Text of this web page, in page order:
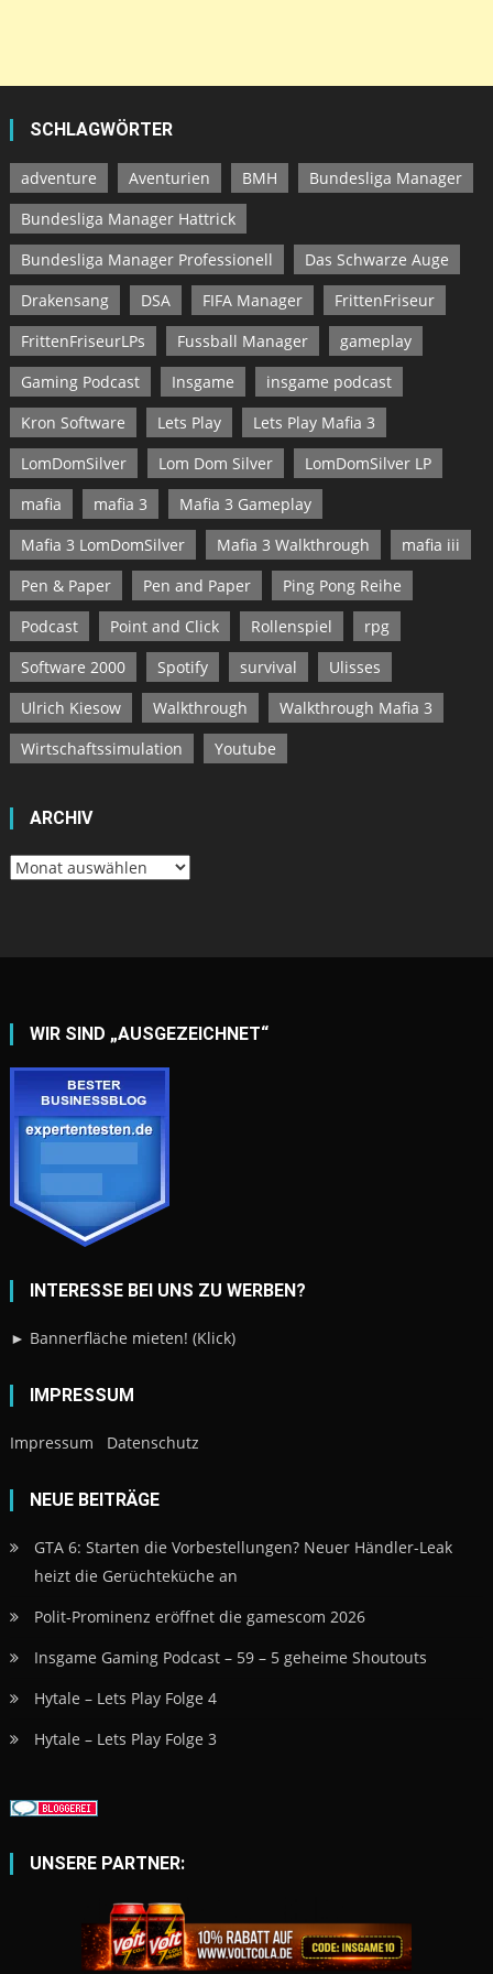
SCHLAGWÖRTER
adventure Aventurien BMH
Bundesliga Manager
Bundesliga Manager Hattrick
Bundesliga Manager Professionell
Das Schwarze Auge
Drakensang
DSA FIFA Manager
FrittenFriseur
FrittenFriseurLPs
Fussball Manager
gameplay
Gaming Podcast
Insgame
insgame podcast
Kron Software
Lets Play
Lets Play Mafia 3
LomDomSilver
Lom Dom Silver
LomDomSilver LP
mafia
mafia 3
Mafia 3 Gameplay
Mafia 3 LomDomSilver
Mafia 3 Walkthrough
mafia iii
Pen & Paper
Pen and Paper
Ping Pong Reihe
Podcast
Point and Click Rollenspiel
rpg
Software 2000
Spotify survival
Ulisses
Ulrich Kiesow
Walkthrough
Walkthrough Mafia 3
Wirtschaftssimulation
Youtube
ARCHIV
Archiv
WIR SIND „AUSGEZEICHNET“
INTERESSE BEI UNS ZU WERBEN?
► Bannerfläche mieten! (Klick)
IMPRESSUM
Impressum Datenschutz
NEUE BEITRÄGE
GTA 6: Starten die Vorbestellungen? Neuer Händler-Leak
heizt die Gerüchteküche an
Polit-Prominenz eröffnet die gamescom 2026
Insgame Gaming Podcast – 59 – 5 geheime Shoutouts
Hytale – Lets Play Folge 4
Hytale – Lets Play Folge 3
UNSERE PARTNER: